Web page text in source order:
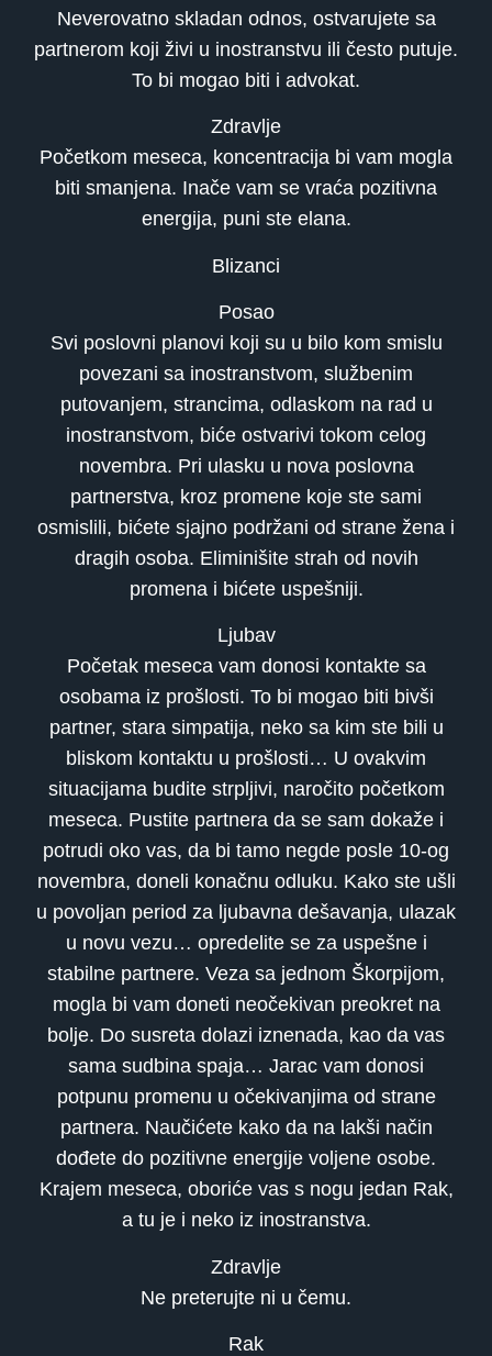
Neverovatno skladan odnos, ostvarujete sa
partnerom koji živi u inostranstvu ili često putuje.
To bi mogao biti i advokat.
Zdravlje
Početkom meseca, koncentracija bi vam mogla
biti smanjena. Inače vam se vraća pozitivna
energija, puni ste elana.
Blizanci
Posao
Svi poslovni planovi koji su u bilo kom smislu
povezani sa inostranstvom, službenim
putovanjem, strancima, odlaskom na rad u
inostranstvom, biće ostvarivi tokom celog
novembra. Pri ulasku u nova poslovna
partnerstva, kroz promene koje ste sami
osmislili, bićete sjajno podržani od strane žena i
dragih osoba. Eliminišite strah od novih
promena i bićete uspešniji.
Ljubav
Početak meseca vam donosi kontakte sa
osobama iz prošlosti. To bi mogao biti bivši
partner, stara simpatija, neko sa kim ste bili u
bliskom kontaktu u prošlosti… U ovakvim
situacijama budite strpljivi, naročito početkom
meseca. Pustite partnera da se sam dokaže i
potrudi oko vas, da bi tamo negde posle 10-og
novembra, doneli konačnu odluku. Kako ste ušli
u povoljan period za ljubavna dešavanja, ulazak
u novu vezu… opredelite se za uspešne i
stabilne partnere. Veza sa jednom Škorpijom,
mogla bi vam doneti neočekivan preokret na
bolje. Do susreta dolazi iznenada, kao da vas
sama sudbina spaja… Jarac vam donosi
potpunu promenu u očekivanjima od strane
partnera. Naučićete kako da na lakši način
dođete do pozitivne energije voljene osobe.
Krajem meseca, oboriće vas s nogu jedan Rak,
a tu je i neko iz inostranstva.
Zdravlje
Ne preterujte ni u čemu.
Rak